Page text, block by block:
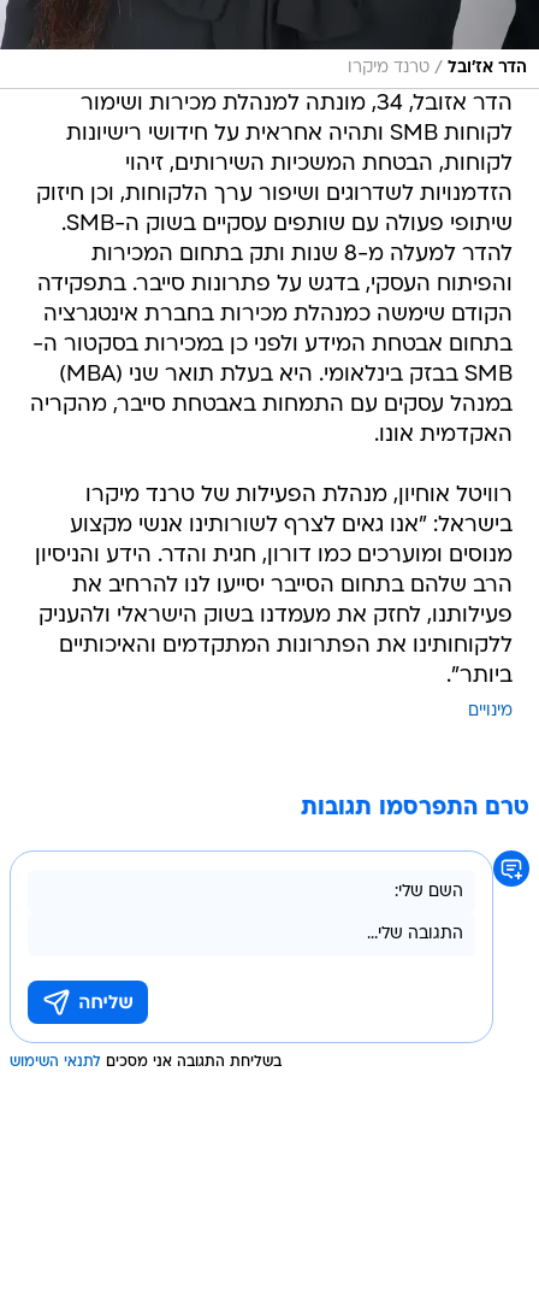
הדר אז'ובל / טרנד מיקרו
הדר אזובל, 34, מונתה למנהלת מכירות ושימור
לקוחות SMB ותהיה אחראית על חידושי רישיונות
לקוחות, הבטחת המשכיות השירותים, זיהוי
הזדמנויות לשדרוגים ושיפור ערך הלקוחות, וכן חיזוק
שיתופי פעולה עם שותפים עסקיים בשוק ה-SMB.
להדר למעלה מ-8 שנות ותק בתחום המכירות
והפיתוח העסקי, בדגש על פתרונות סייבר. בתפקידה
הקודם שימשה כמנהלת מכירות בחברת אינטגרציה
בתחום אבטחת המידע ולפני כן במכירות בסקטור ה-
SMB בבזק בינלאומי. היא בעלת תואר שני (MBA)
במנהל עסקים עם התמחות באבטחת סייבר, מהקריה
האקדמית אונו.
רוויטל אוחיון, מנהלת הפעילות של טרנד מיקרו
בישראל: "אנו גאים לצרף לשורותינו אנשי מקצוע
מנוסים ומוערכים כמו דורון, חגית והדר. הידע והניסיון
הרב שלהם בתחום הסייבר יסייעו לנו להרחיב את
פעילותנו, לחזק את מעמדנו בשוק הישראלי ולהעניק
ללקוחותינו את הפתרונות המתקדמים והאיכותיים
ביותר".
מינויים
טרם התפרסמו תגובות
בשליחת התגובה אני מסכים לתנאי השימוש